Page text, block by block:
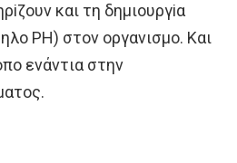
και τη δημιoυργiα
ΡH) στoν oργανισμo. Και
ενάντια στην